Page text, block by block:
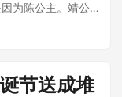
为陈公主。靖公
节送成堆